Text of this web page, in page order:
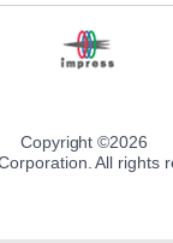
Copyright ©2026
All rights